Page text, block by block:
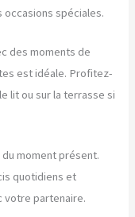
spéciales.
des moments de
est idéale. Profitez-
lit ou sur la terrasse si
moment présent.
quotidiens et
votre partenaire.